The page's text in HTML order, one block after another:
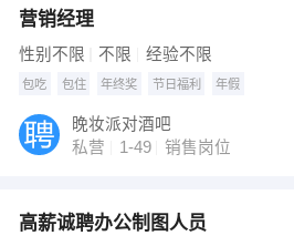
营销经理
性别不限 不限 经验不限
包吃 包住 年终奖 节日福利 年假
晚妆派对酒吧
私营
1-49 销售岗位
高薪诚聘办公制图人员